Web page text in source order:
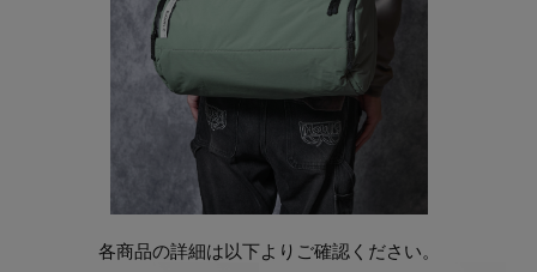
各商品の詳細は以下よりご確認ください。